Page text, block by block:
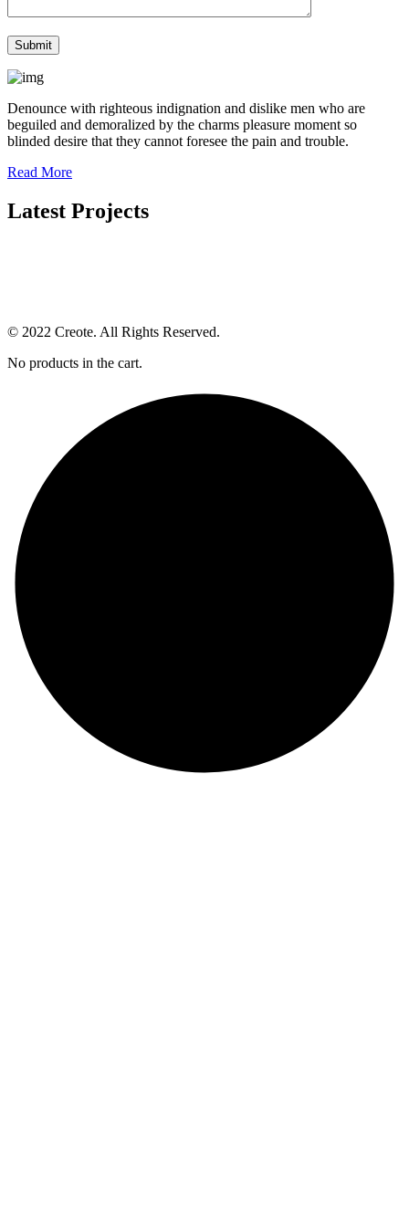
Denounce with righteous indignation and dislike men who are
beguiled and demoralized by the charms pleasure moment so
blinded desire that they cannot foresee the pain and trouble.
Read More
Latest Projects
© 2022 Creote. All Rights Reserved.
No products in the cart.